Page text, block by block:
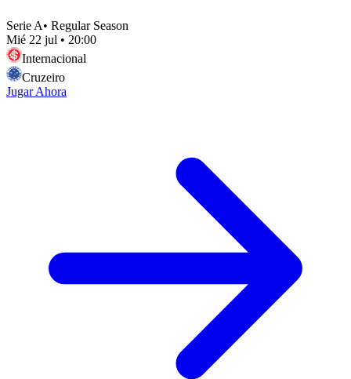
Serie A• Regular Season
Mié 22 jul • 20:00
Internacional
Cruzeiro
Jugar Ahora